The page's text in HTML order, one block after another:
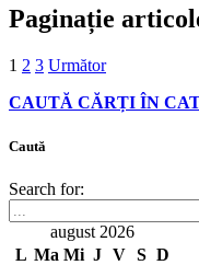
Paginație
1 2 3 Următor
CAUTĂ CĂRȚI ÎN
Caută
Search for:
august 2026
L Ma Mi J V S D